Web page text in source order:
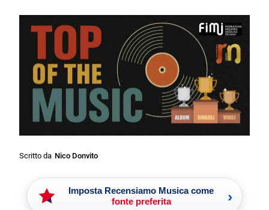
Scritto da Nico Donvito
Imposta Recensiamo Musica come
fonte preferita
›